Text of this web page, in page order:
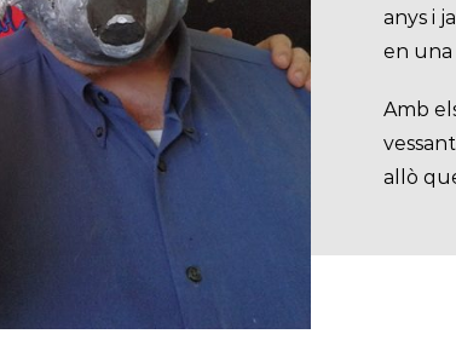
anys i
en una
Amb
allò